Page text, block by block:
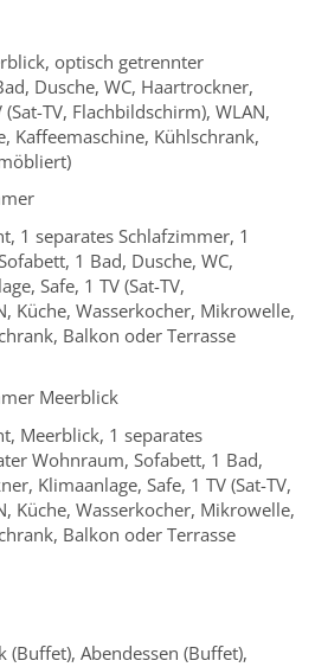
optisch getrennter
Dusche, WC, Haartrockner,
TV, Flachbildschirm), WLAN,
Kaffeemaschine, Kühlschrank,
1 separates Schlafzimmer, 1
1 Bad, Dusche, WC,
Safe, 1 TV (Sat-TV,
Küche, Wasserkocher, Mikrowelle,
Balkon oder Terrasse
Meerblick
Meerblick, 1 separates
Wohnraum, Sofabett, 1 Bad,
Klimaanlage, Safe, 1 TV (Sat-TV,
Küche, Wasserkocher, Mikrowelle,
Balkon oder Terrasse
(Buffet), Abendessen (Buffet),